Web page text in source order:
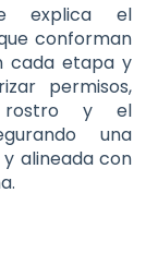
explica el
conforman
cada etapa y
permisos,
rostro y el
una
alineada con